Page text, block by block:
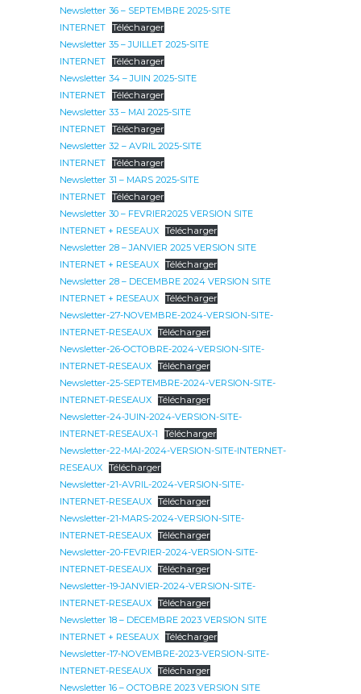
Newsletter 36 – SEPTEMBRE 2025-SITE
INTERNET Télécharger
Newsletter 35 – JUILLET 2025-SITE
INTERNET Télécharger
Newsletter 34 – JUIN 2025-SITE
INTERNET Télécharger
Newsletter 33 – MAI 2025-SITE
INTERNET Télécharger
Newsletter 32 – AVRIL 2025-SITE
INTERNET Télécharger
Newsletter 31 – MARS 2025-SITE
INTERNET Télécharger
Newsletter 30 – FEVRIER2025 VERSION SITE
INTERNET + RESEAUX Télécharger
Newsletter 28 – JANVIER 2025 VERSION SITE
INTERNET + RESEAUX Télécharger
Newsletter 28 – DECEMBRE 2024 VERSION SITE
INTERNET + RESEAUX Télécharger
Newsletter-27-NOVEMBRE-2024-VERSION-SITE-
INTERNET-RESEAUX Télécharger
Newsletter-26-OCTOBRE-2024-VERSION-SITE-
INTERNET-RESEAUX Télécharger
Newsletter-25-SEPTEMBRE-2024-VERSION-SITE-
INTERNET-RESEAUX Télécharger
Newsletter-24-JUIN-2024-VERSION-SITE-
INTERNET-RESEAUX-1
Télécharger
Newsletter-22-MAI-2024-VERSION-SITE-INTERNET-
RESEAUX Télécharger
Newsletter-21-AVRIL-2024-VERSION-SITE-
INTERNET-RESEAUX Télécharger
Newsletter-21-MARS-2024-VERSION-SITE-
INTERNET-RESEAUX Télécharger
Newsletter-20-FEVRIER-2024-VERSION-SITE-
INTERNET-RESEAUX Télécharger
Newsletter-19-JANVIER-2024-VERSION-SITE-
INTERNET-RESEAUX Télécharger
Newsletter 18 – DECEMBRE 2023 VERSION SITE
INTERNET + RESEAUX Télécharger
Newsletter-17-NOVEMBRE-2023-VERSION-SITE-
INTERNET-RESEAUX Télécharger
Newsletter 16 – OCTOBRE 2023 VERSION SITE